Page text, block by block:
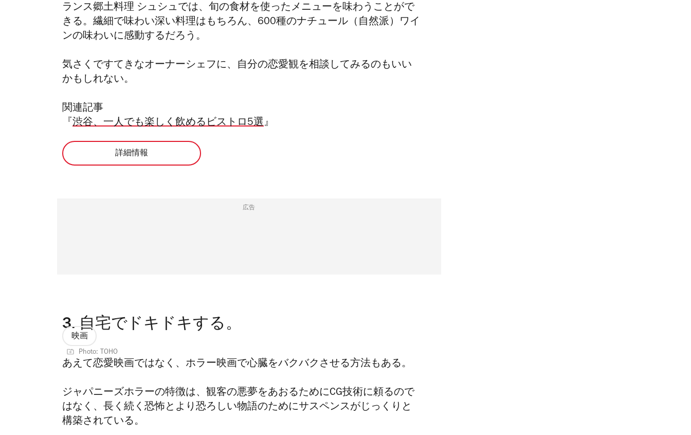
ランス郷土料理 シュシュでは、旬の食材を使ったメニューを味わうことがで
きる。繊細で味わい深い料理はもちろん、 600種のナチュール（自然派）ワイ
ンの味わいに感動するだろう。
気さくですてきなオーナーシェフに、自分の恋愛観を相談してみるのもいい
かもしれない。
関連記事
『 渋谷、一人でも楽しく飲めるビストロ5選』
詳細情報
広告
3. 自宅でドキドキする。
映画
Photo: TOHO
あえて恋愛映画ではなく、ホラー映画で心臓をバクバクさせる方法もある。
ジャパニーズホラーの特徴は、観客の悪夢をあおるためにCG技術に頼るので
はなく、長く続く恐怖とより恐ろしい物語のためにサスペンスがじっくりと
構築されている。